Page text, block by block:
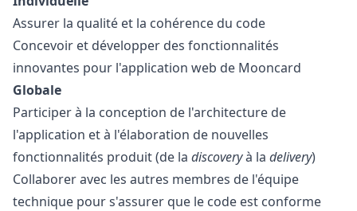
Assurer la qualité et la cohérence du code
Concevoir et développer des fonctionnalités
innovantes pour l'application web de Mooncard
Globale
Participer à la conception de l'architecture de
l'application et à l'élaboration de nouvelles
fonctionnalités produit (de la discoveryà la delivery)
Collaborer avec les autres membres de l'équipe
technique pour s'assurer que le code est conforme